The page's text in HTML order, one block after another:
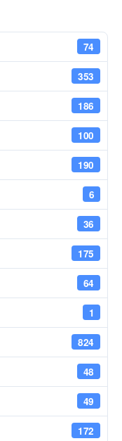
74
353
186
100
190
6
36
175
64
1
824
48
49
172